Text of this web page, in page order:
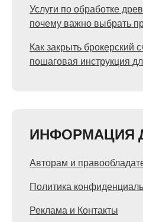
Услуги по обработке
почему важно выбрать
Как закрыть брокерский
пошаговая инструкция
ИНФОРМАЦИЯ
Авторам и
Политика
Реклама и Контакты